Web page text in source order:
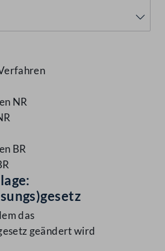
NR
BR
das
geändert wird